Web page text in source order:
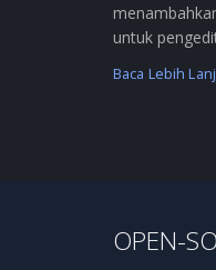
untuk
Baca Lebih
OPEN-